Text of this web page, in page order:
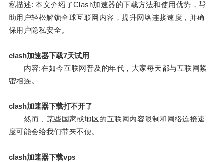
私描述: 本文介绍了Clash加速器的下载方法和使用优势，帮
助用户轻松解锁全球互联网内容，提升网络连接速度，并确
保用户隐私安全。
clash加速器下载7天试用
内容:在如今互联网普及的年代，大家每天都与互联网紧
密相连。
clash加速器下载打不开了
然而，某些国家或地区的互联网内容限制和网络连接速
度可能会给我们带来不便。
clash加速器下载vps